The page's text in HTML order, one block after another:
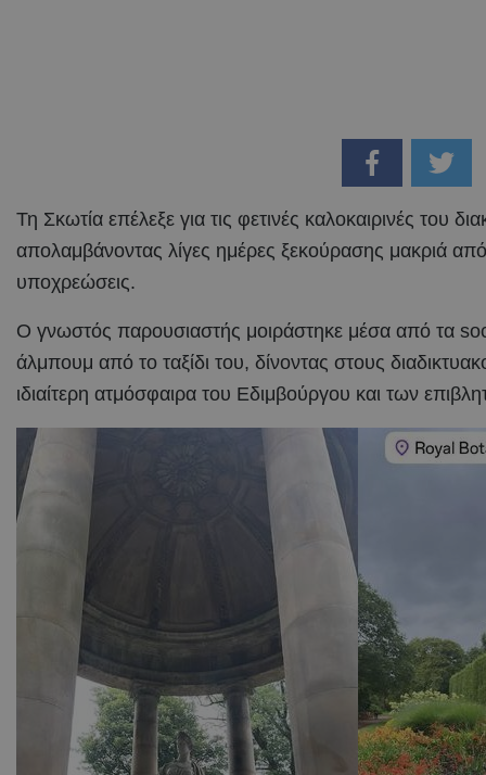
Τη Σκωτία επέλεξε για τις φετινές καλοκαιρινές του
απολαμβάνοντας λίγες ημέρες ξεκούρασης μακριά από
υποχρεώσεις.
Ο γνωστός παρουσιαστής μοιράστηκε μέσα από τα
άλμπουμ από το ταξίδι του, δίνοντας στους
ιδιαίτερη ατμόσφαιρα του Εδιμβούργου και των